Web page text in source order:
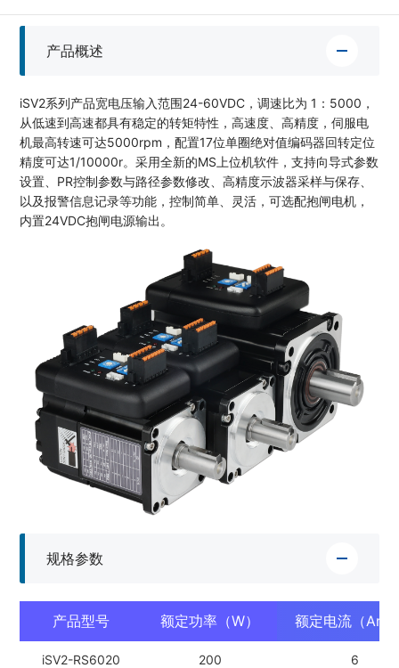
产品概述
iSV2系列产品宽电压输入范围24-60VDC，调速比为 1：5000，
从低速到高速都具有稳定的转矩特性，高速度、高精度，伺服电
机最高转速可达5000rpm，配置17位单圈绝对值编码器回转定位
精度可达1/10000r。采用全新的MS上位机软件，支持向导式参数
设置、PR控制参数与路径参数修改、高精度示波器采样与保存、
以及报警信息记录等功能，控制简单、灵活，可选配抱闸电机，
内置24VDC抱闸电源输出。
规格参数
产品型号 额定功率（W） 额定电流（
iSV2-RS6020 200 6